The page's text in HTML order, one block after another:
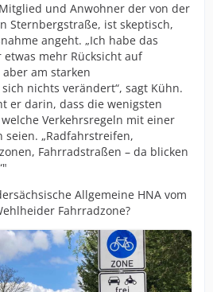
und Anwohner der von der
Sternbergstraße, ist skeptisch,
angeht. „Ich habe das
mehr Rücksicht auf
am starken
nichts verändert“, sagt Kühn.
er darin, dass die wenigsten
Verkehrsregeln mit einer
seien. „Radfahrstreifen,
Fahrradstraßen – da blicken
Allgemeine HNA vom
Fahrradzone?